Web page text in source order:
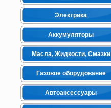
Электрика
Аккумуляторы
Масла, Жидкости, Смазки
Газовое оборудование
Автоаксессуары